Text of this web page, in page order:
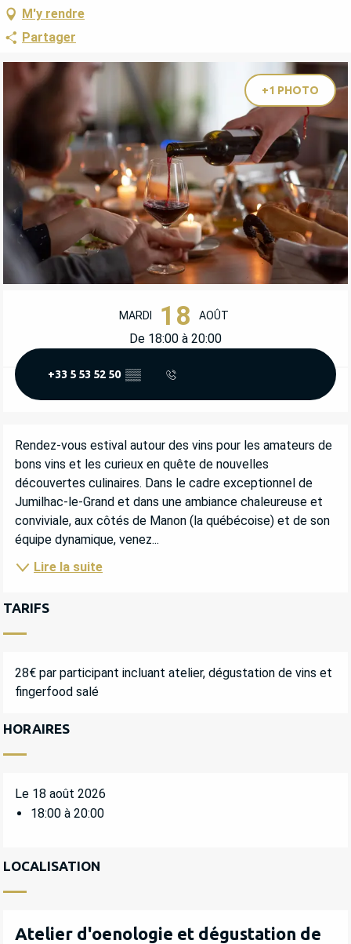
M'y rendre
Partager
+1 PHOTO
OUVERTURE ET COORDONNÉES
MARDI 18 AOÛT
De 18:00 à 20:00
+33 5 53 52 50 ▒▒
DESCRIPTION
Rendez-vous estival autour des vins pour les amateurs de
bons vins et les curieux en quête de nouvelles
découvertes culinaires. Dans le cadre exceptionnel de
Jumilhac-le-Grand et dans une ambiance chaleureuse et
conviviale, aux côtés de Manon (la québécoise) et de son
équipe dynamique, venez...
Lire la suite
TARIFS
28€ par participant incluant atelier, dégustation de vins et
fingerfood salé
HORAIRES
Le 18 août 2026
18:00 à 20:00
LOCALISATION
Atelier d'oenologie et dégustation de